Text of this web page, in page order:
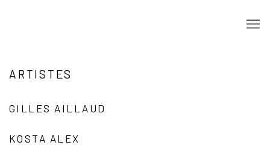
ARTISTES
GILLES AILLAUD
KOSTA ALEX